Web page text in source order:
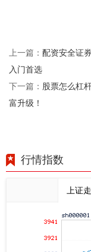
上一篇： 配资安全证
入门首选
下一篇： 股票怎么杠
富升级！
行情指数
上证